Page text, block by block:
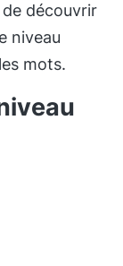
découvrir
niveau
mots.